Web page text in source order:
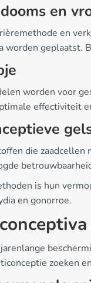
en
en
geplaatst.
worden voor
effectiviteit
die
is hun
en gonorroe.
zoeken